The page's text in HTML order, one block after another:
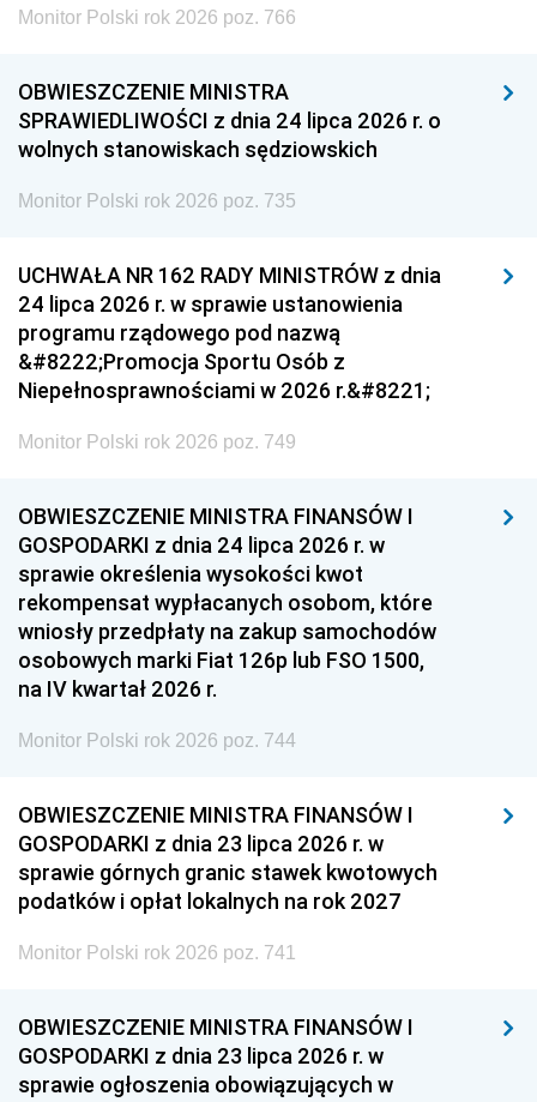
Monitor Polski rok 2026 poz. 766
OBWIESZCZENIE MINISTRA
SPRAWIEDLIWOŚCI z dnia 24 lipca 2026 r. o
wolnych stanowiskach sędziowskich
Monitor Polski rok 2026 poz. 735
UCHWAŁA NR 162 RADY MINISTRÓW z dnia
24 lipca 2026 r. w sprawie ustanowienia
programu rządowego pod nazwą
&#8222;Promocja Sportu Osób z
Niepełnosprawnościami w 2026 r.&#8221;
Monitor Polski rok 2026 poz. 749
OBWIESZCZENIE MINISTRA FINANSÓW I
GOSPODARKI z dnia 24 lipca 2026 r. w
sprawie określenia wysokości kwot
rekompensat wypłacanych osobom, które
wniosły przedpłaty na zakup samochodów
osobowych marki Fiat 126p lub FSO 1500,
na IV kwartał 2026 r.
Monitor Polski rok 2026 poz. 744
OBWIESZCZENIE MINISTRA FINANSÓW I
GOSPODARKI z dnia 23 lipca 2026 r. w
sprawie górnych granic stawek kwotowych
podatków i opłat lokalnych na rok 2027
Monitor Polski rok 2026 poz. 741
OBWIESZCZENIE MINISTRA FINANSÓW I
GOSPODARKI z dnia 23 lipca 2026 r. w
sprawie ogłoszenia obowiązujących w